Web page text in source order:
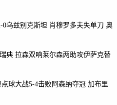
0乌兹别克斯坦 肖穆罗多夫失单刀 奥
典 拉森双响莱尔森两助攻伊萨克替
球大战5-4击败阿森纳夺冠 加布里